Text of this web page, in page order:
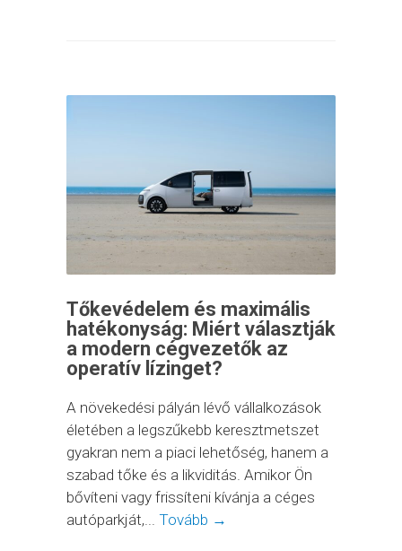
Tőkevédelem és maximális
hatékonyság: Miért választják
a modern cégvezetők az
operatív lízinget?
A növekedési pályán lévő vállalkozások
életében a legszűkebb keresztmetszet
gyakran nem a piaci lehetőség, hanem a
szabad tőke és a likviditás. Amikor Ön
bővíteni vagy frissíteni kívánja a céges
autóparkját,... Tovább →